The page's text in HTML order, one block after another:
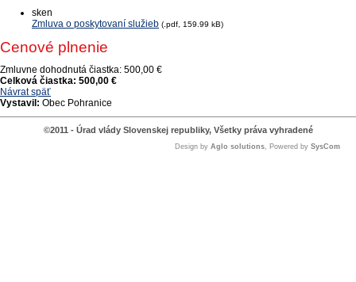
sken
Zmluva o poskytovaní služieb (.pdf, 159.99 kB)
Cenové plnenie
Zmluvne dohodnutá čiastka: 500,00 €
Celková čiastka: 500,00 €
Návrat späť
Vystavil: Obec Pohranice
©2011 - Úrad vlády Slovenskej republiky, Všetky práva vyhradené
Design by Aglo solutions, Powered by SysCom